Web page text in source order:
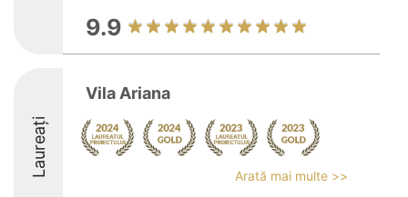
9.9
Laureați
Vila Ariana
Arată mai multe >>